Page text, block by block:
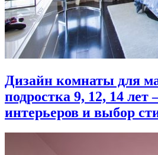
Дизайн комнаты для
подростка 9, 12, 14
интерьеров и выбор